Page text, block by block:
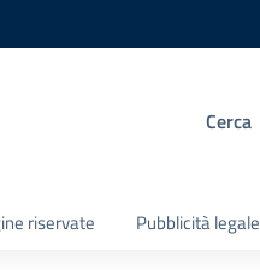
Cerca
riservate Pubblicità legale